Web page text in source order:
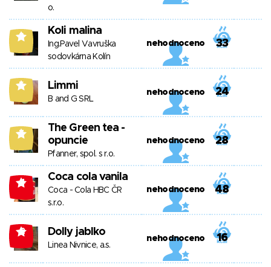
o.
8 Koli malina
Ing.Pavel Vavruška
sodovkárna Kolín
nehodnoceno 33
5 Limmi
B and G SRL
nehodnoceno 24
7
The Green tea -
opuncie
Pfanner, spol. s r.o.
nehodnoceno 28
-4 Coca cola vanila
Coca - Cola HBC ČR
s.r.o.
nehodnoceno 48
-2 Dolly jablko
Linea Nivnice, a.s.
nehodnoceno 16